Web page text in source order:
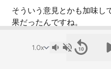
そういう意見とかも加味し
果だったんですね。
3年前の調査だと、男性も
ところが3万円ぐらい上が